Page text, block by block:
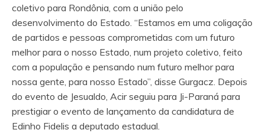
coletivo para Rondônia, com a união pelo
desenvolvimento do Estado. “Estamos em uma coligação
de partidos e pessoas comprometidas com um futuro
melhor para o nosso Estado, num projeto coletivo, feito
com a população e pensando num futuro melhor para
nossa gente, para nosso Estado”, disse Gurgacz. Depois
do evento de Jesualdo, Acir seguiu para Ji-Paraná para
prestigiar o evento de lançamento da candidatura de
Edinho Fidelis a deputado estadual.